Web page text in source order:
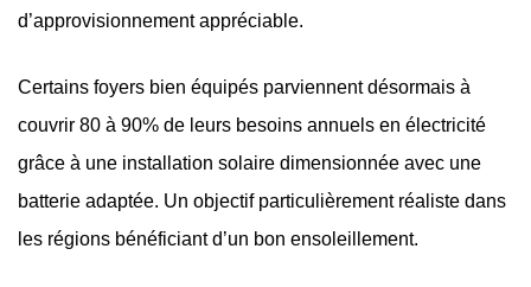
d’approvisionnement appréciable.
Certains foyers bien équipés parviennent désormais à
couvrir 80 à 90% de leurs besoins annuels en électricité
grâce à une installation solaire dimensionnée avec une
batterie adaptée. Un objectif particulièrement réaliste dans
les régions bénéficiant d’un bon ensoleillement.